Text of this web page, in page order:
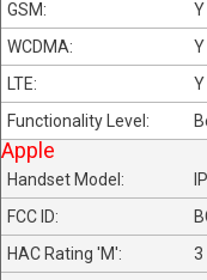
Y
Y
Y
Apple
3